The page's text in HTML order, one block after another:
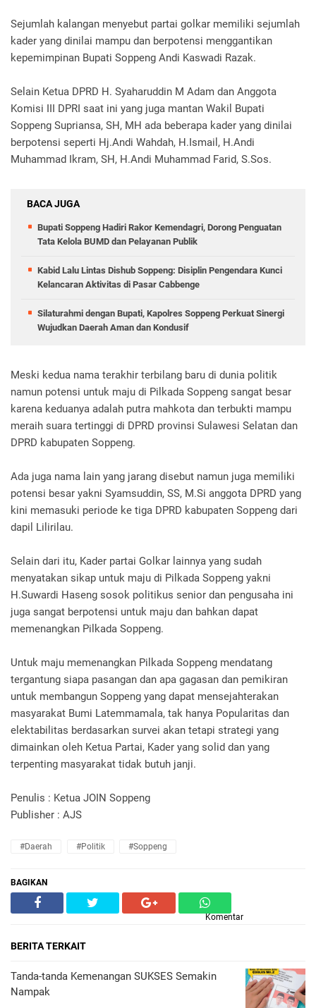
Sejumlah kalangan menyebut partai golkar memiliki sejumlah
kader yang dinilai mampu dan berpotensi menggantikan
kepemimpinan Bupati Soppeng Andi Kaswadi Razak.
Selain Ketua DPRD H. Syaharuddin M Adam dan Anggota
Komisi III DPRI saat ini yang juga mantan Wakil Bupati
Soppeng Supriansa, SH, MH ada beberapa kader yang dinilai
berpotensi seperti Hj.Andi Wahdah, H.Ismail, H.Andi
Muhammad Ikram, SH, H.Andi Muhammad Farid, S.Sos.
BACA JUGA
Bupati Soppeng Hadiri Rakor Kemendagri, Dorong Penguatan
Tata Kelola BUMD dan Pelayanan Publik
Kabid Lalu Lintas Dishub Soppeng: Disiplin Pengendara Kunci
Kelancaran Aktivitas di Pasar Cabbenge
Silaturahmi dengan Bupati, Kapolres Soppeng Perkuat Sinergi
Wujudkan Daerah Aman dan Kondusif
Meski kedua nama terakhir terbilang baru di dunia politik
namun potensi untuk maju di Pilkada Soppeng sangat besar
karena keduanya adalah putra mahkota dan terbukti mampu
meraih suara tertinggi di DPRD provinsi Sulawesi Selatan dan
DPRD kabupaten Soppeng.
Ada juga nama lain yang jarang disebut namun juga memiliki
potensi besar yakni Syamsuddin, SS, M.Si anggota DPRD yang
kini memasuki periode ke tiga DPRD kabupaten Soppeng dari
dapil Lilirilau.
Selain dari itu, Kader partai Golkar lainnya yang sudah
menyatakan sikap untuk maju di Pilkada Soppeng yakni
H.Suwardi Haseng sosok politikus senior dan pengusaha ini
juga sangat berpotensi untuk maju dan bahkan dapat
memenangkan Pilkada Soppeng.
Untuk maju memenangkan Pilkada Soppeng mendatang
tergantung siapa pasangan dan apa gagasan dan pemikiran
untuk membangun Soppeng yang dapat mensejahterakan
masyarakat Bumi Latemmamala, tak hanya Popularitas dan
elektabilitas berdasarkan survei akan tetapi strategi yang
dimainkan oleh Ketua Partai, Kader yang solid dan yang
terpenting masyarakat tidak butuh janji.
Penulis : Ketua JOIN Soppeng
Publisher : AJS
#Daerah #Politik #Soppeng
BAGIKAN
Komentar
BERITA TERKAIT
Tanda-tanda Kemenangan SUKSES Semakin
Nampak